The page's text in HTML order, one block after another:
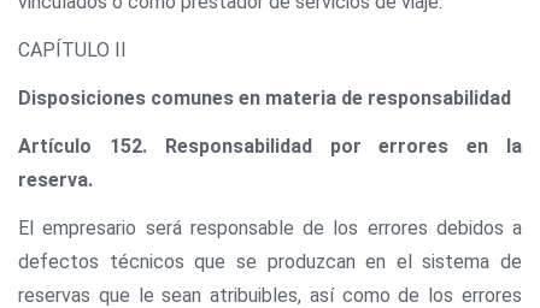
CAPÍTULO II
Disposiciones comunes en materia de responsabilidad
Artículo 152. Responsabilidad por errores en la
reserva.
El empresario será responsable de los errores debidos a
defectos técnicos que se produzcan en el sistema de
reservas que le sean atribuibles, así como de los errores